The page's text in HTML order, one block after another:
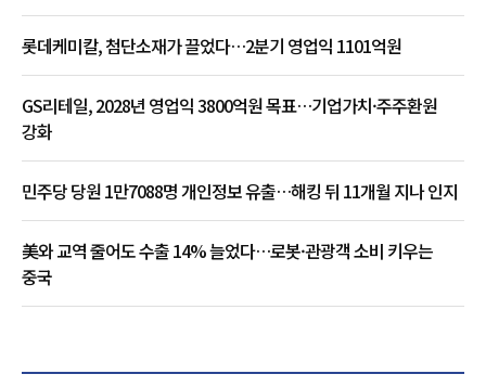
롯데케미칼, 첨단소재가 끌었다…2분기 영업익 1101억원
GS리테일, 2028년 영업익 3800억원 목표…기업가치·주주환원
강화
민주당 당원 1만7088명 개인정보 유출…해킹 뒤 11개월 지나 인지
美와 교역 줄어도 수출 14% 늘었다…로봇·관광객 소비 키우는
중국